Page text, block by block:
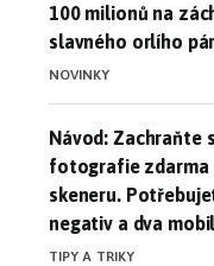
100 milionů na
slavného orlího
NOVINKY
Návod: Zachraňte
Návod: Zachraňte
fotografie zdarma
skeneru.
negativ a dva
TIPY A TRIKY